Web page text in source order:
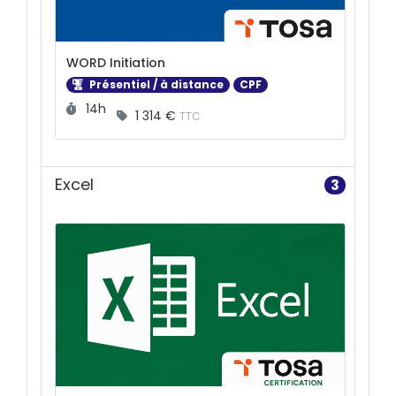
WORD Initiation
Présentiel / à distance CPF
Durée :
14h 1 314 € TTC
Excel 3